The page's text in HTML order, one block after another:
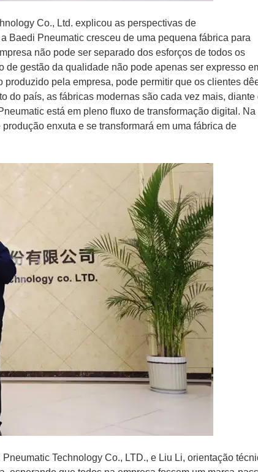
Co., Ltd. explicou as perspectivas de
Baedi Pneumatic cresceu de uma pequena fábrica para
não pode ser separado dos esforços de todos os
gestão da qualidade não pode apenas ser expresso
pela empresa, pode permitir que os clientes
do país, as fábricas modernas são cada vez mais, diante
está em pleno fluxo de transformação digital. Na
enxuta e se transformará em uma fábrica de
Technology Co., LTD., e Liu Li, orientação